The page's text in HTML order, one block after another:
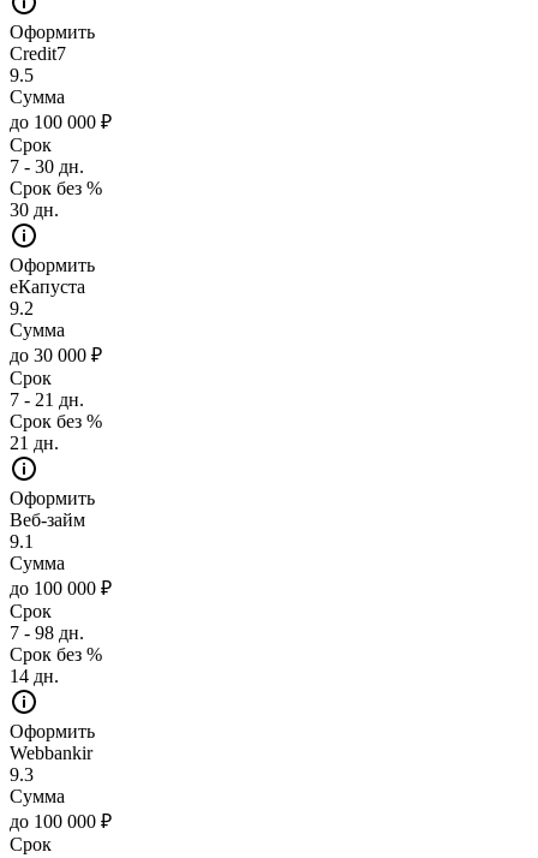
Оформить
Credit7
9.5
Сумма
до 100 000 ₽
Срок
7 - 30 дн.
Срок без %
30 дн.
Оформить
еКапуста
9.2
Сумма
до 30 000 ₽
Срок
7 - 21 дн.
Срок без %
21 дн.
Оформить
Веб-займ
9.1
Сумма
до 100 000 ₽
Срок
7 - 98 дн.
Срок без %
14 дн.
Оформить
Webbankir
9.3
Сумма
до 100 000 ₽
Срок